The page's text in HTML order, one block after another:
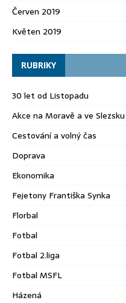
Červen 2019
Květen 2019
RUBRIKY
30 let od Listopadu
Akce na Moravě a ve Slezsku
Cestování a volný čas
Doprava
Ekonomika
Fejetony Františka Synka
Florbal
Fotbal
Fotbal 2.liga
Fotbal MSFL
Házená